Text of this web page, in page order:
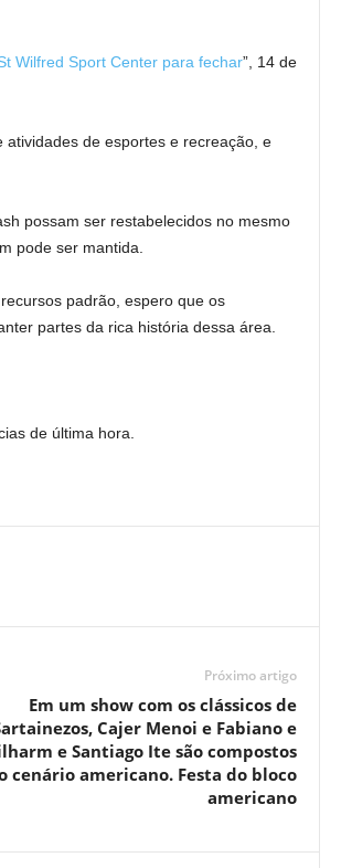
Wilfred Sport Center para fechar”, 14 de
de esportes e recreação, e
possam ser restabelecidos no mesmo
pode ser mantida.
padrão, espero que os
partes da rica história dessa área.
de última hora.
Próximo artigo
Em um show com os clássicos de
Cajer Menoi e Fabiano e
e Santiago Ite são compostos
cenário americano. Festa do bloco
americano